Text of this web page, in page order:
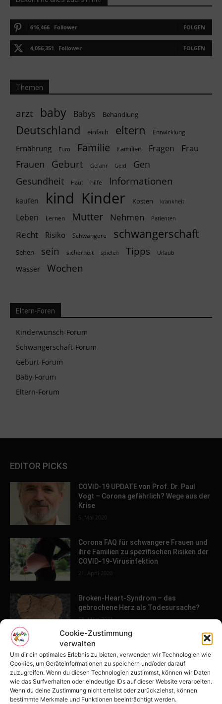
Cookie-Zustimmung
verwalten
Um dir ein optimales Erlebnis zu bieten, verwenden wir Technologien wie
Cookies, um Geräteinformationen zu speichern und/oder darauf
zuzugreifen. Wenn du diesen Technologien zustimmst, können wir Daten
wie das Surfverhalten oder eindeutige IDs auf dieser Website verarbeiten.
Wenn du deine Zustimmung nicht erteilst oder zurückziehst, können
bestimmte Merkmale und Funktionen beeinträchtigt werden.
616,466 Follower FOLGEN
4,056,351 Follower FOLGEN
Themen
arzt baby Babys Behandlung
Deutschland einfach eltern Entwicklung
Ernährung Euro Familie Familien Fragen Frau
Frauen Geburt Gefahr Geld
Gen
Gesundheit
Haut hilfe Informationen
kaufen kind Kinder Kosten krankheit
Leben Lernen Mutter Nehmen Patienten
Recht Risiko Schwangere schwangerschaft
Sehen sein sicherheit spielen Tipps Urlaub
Wasser Wochen
Eltern-Foren
Kinderwunsch-Forum
Schwangerschaft-Forum
Geburt-Forum
Baby-Forum
Eltern-Forum
EDITOR PICKS
COVID-19 UPDATE von Prof. Dr. Paul
Vogt – Corona gefährlich? Wege aus der
Krise
5. Mai 2020
Corona FAQ für schwangere Frauen und
ihre Familien zu spezifischen Risiken der
COVID-19-Virusinfektion
21. April 2020
Broken-Heart-Syndrom – das
gebrochene Herz als Todesursache?
18. März 2021
4 Phasen der Finanzkrise – Erst Phase 2
– Was Dich bei der letzten Phase
erwartet!
21. April 2020